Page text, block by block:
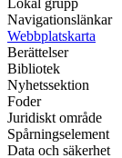
Lokal grupp
Navigationslänkar
Webbplatskarta
Berättelser
Bibliotek
Nyhetssektion
Foder
Juridiskt område
Spårningselement
Data och säkerhet